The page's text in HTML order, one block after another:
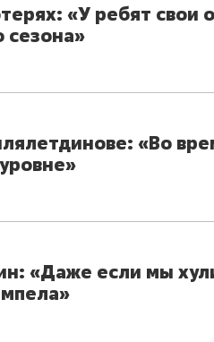
«У ребят
сезона»
«Во
«Даже если мы